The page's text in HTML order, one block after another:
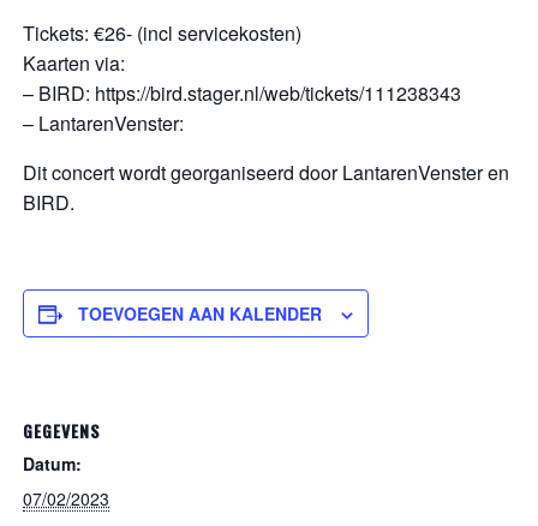
Tickets: €26- (incl servicekosten)
Kaarten via:
– BIRD: https://bird.stager.nl/web/tickets/111238343
– LantarenVenster:
Dit concert wordt georganiseerd door LantarenVenster en
BIRD.
TOEVOEGEN AAN KALENDER
GEGEVENS
Datum:
07/02/2023